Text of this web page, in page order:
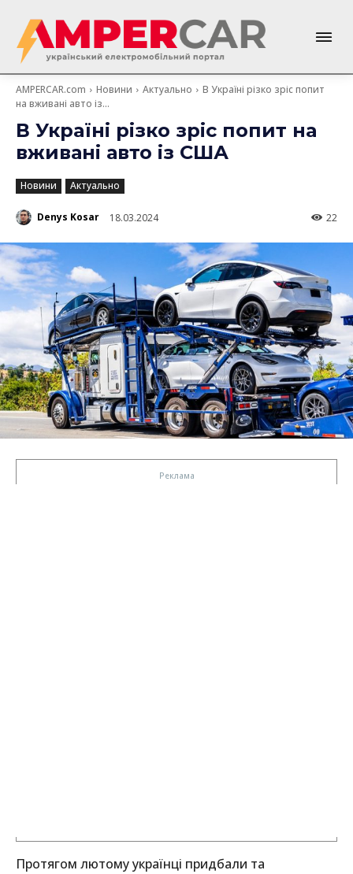
AMPERCAR.com Новини Актуально
В Україні різко зріс попит
на вживані авто із...
В Україні різко зріс попит на
вживані авто із США
Новини Актуально
Denys Kosar 18.03.2024 22
Протягом лютому українці придбали та